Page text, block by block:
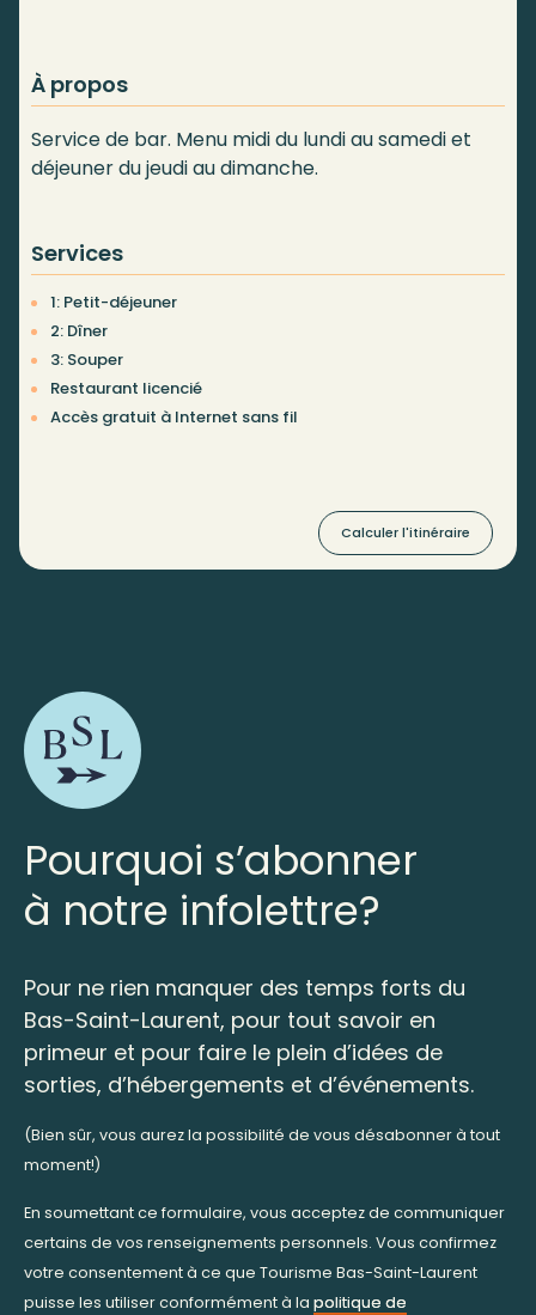
À propos
Service de bar. Menu midi du lundi au samedi et
déjeuner du jeudi au dimanche.
Services
1: Petit-déjeuner
2: Dîner
3: Souper
Restaurant licencié
Accès gratuit à Internet sans fil
Calculer l'itinéraire
Pourquoi s’abonner
à notre infolettre?
Pour ne rien manquer des temps forts du
Bas-Saint-Laurent, pour tout savoir en
primeur et pour faire le plein d’idées de
sorties, d’hébergements et d’événements.
(Bien sûr, vous aurez la possibilité de vous désabonner à tout
moment!)
En soumettant ce formulaire, vous acceptez de communiquer
certains de vos renseignements personnels. Vous confirmez
votre consentement à ce que Tourisme Bas-Saint-Laurent
puisse les utiliser conformément à la politique de